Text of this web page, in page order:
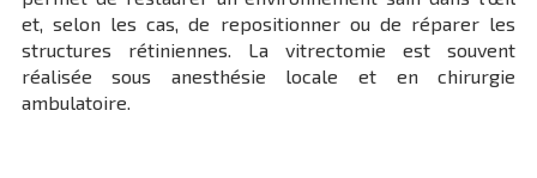
et, selon les cas, de repositionner ou de réparer les
structures rétiniennes. La vitrectomie est souvent
réalisée sous anesthésie locale et en chirurgie
ambulatoire.